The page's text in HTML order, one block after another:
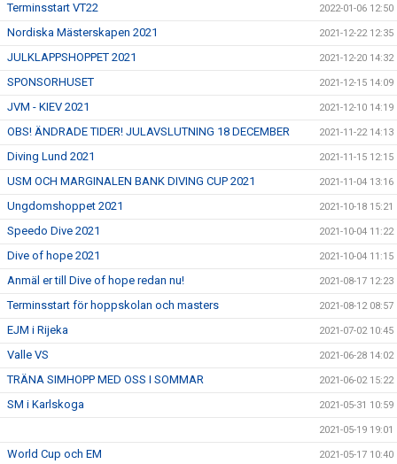
Terminsstart VT22 2022-01-06 12:50
Nordiska Mästerskapen 2021 2021-12-22 12:35
JULKLAPPSHOPPET 2021 2021-12-20 14:32
SPONSORHUSET 2021-12-15 14:09
JVM - KIEV 2021 2021-12-10 14:19
OBS! ÄNDRADE TIDER! JULAVSLUTNING 18 DECEMBER 2021-11-22 14:13
Diving Lund 2021 2021-11-15 12:15
USM OCH MARGINALEN BANK DIVING CUP 2021 2021-11-04 13:16
Ungdomshoppet 2021 2021-10-18 15:21
Speedo Dive 2021 2021-10-04 11:22
Dive of hope 2021 2021-10-04 11:15
Anmäl er till Dive of hope redan nu! 2021-08-17 12:23
Terminsstart för hoppskolan och masters 2021-08-12 08:57
EJM i Rijeka 2021-07-02 10:45
Valle VS 2021-06-28 14:02
TRÄNA SIMHOPP MED OSS I SOMMAR 2021-06-02 15:22
SM i Karlskoga 2021-05-31 10:59
2021-05-19 19:01
World Cup och EM 2021-05-17 10:40